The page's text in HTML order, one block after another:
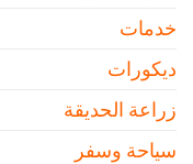
خدمات
ديكورات
زراعة الحديقة
سياحة وسفر